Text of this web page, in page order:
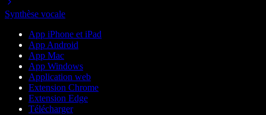
Synthèse vocale
App iPhone et iPad
App Android
App Mac
App Windows
Application web
Extension Chrome
Extension Edge
Télécharger